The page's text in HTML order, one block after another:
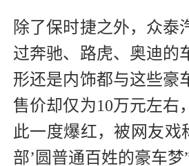
除了保时捷之外，众泰
过奔驰、路虎、奥迪的
形还是内饰都与这些豪
售价却仅为10万元左右
此一度爆红，被网友戏
部’圆普通百姓的豪车梦”